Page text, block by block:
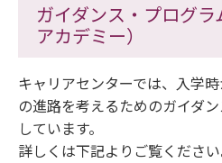
ガイダンス・プログ
アカデミー）
キャリアセンターでは、入学
の進路を考えるためのガイダ
しています。
詳しくは下記よりご覧ください